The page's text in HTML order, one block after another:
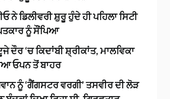
ਨੇ ਡਿਲੀਵਰੀ ਸ਼ੁਰੂ ਹੁੰਦੇ ਹੀ ਪਹਿਲਾ ਸਿਟੀ
ਨੂੰ ਸੌਂਪਿਆ
ਦੌਰ ‘ਚ ਕਿਦਾਂਬੀ ਸ਼੍ਰੀਕਾਂਤ, ਮਾਲਵਿਕਾ
ਓਪਨ ਤੋਂ ਬਾਹਰ
ਨੂੰ ‘ਗੈਂਗਸਟਰ ਵਰਗੀ’ ਤਸਵੀਰ ਦੀ ਲੋੜ